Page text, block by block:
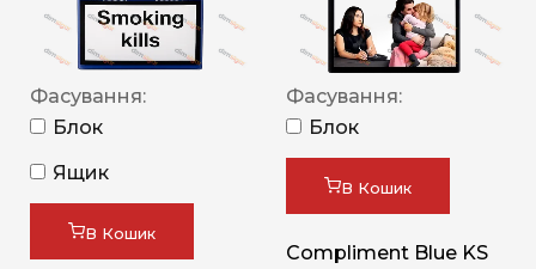
Фасування:
Блок
Ящик
В Кошик
Фасування:
Блок
В Кошик
Compliment Blue KS